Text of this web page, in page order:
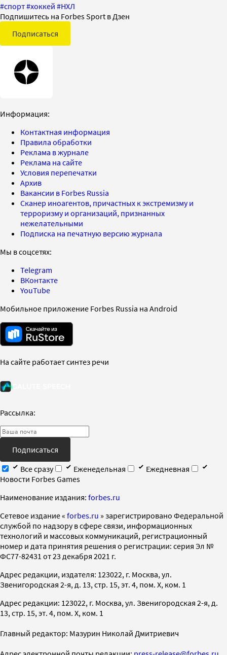
#спорт#хоккей #НХЛ
Подпишитесь на Forbes Sport в Дзен
Подписаться
Информация:
Контактная информация
Правила обработки
Реклама в журнале
Реклама на сайте
Условия перепечатки
Архив
Вакансии в Forbes Russia
Сканер иноагентов, причастных к экстремизму и
терроризму и организаций, признанных
нежелательными
Подписка на печатную версию журнала
Мы в соцсетях:
Telegram
ВКонтакте
YouTube
Мобильное приложение Forbes Russia на Android
На сайте работает синтез речи
Рассылка:
Подписаться
Все сразу
Еженедельная
Ежедневная
Новости Forbes Games
Наименование издания: forbes.ru
Cетевое издание « forbes.ru » зарегистрировано Федеральной
службой по надзору в сфере связи, информационных
технологий и массовых коммуникаций, регистрационный
номер и дата принятия решения о регистрации: серия Эл №
ФС77-82431 от 23 декабря 2021 г.
Адрес редакции, издателя: 123022, г. Москва, ул.
Звенигородская 2-я, д. 13, стр. 15, эт. 4, пом. X, ком. 1
Адрес редакции: 123022, г. Москва, ул. Звенигородская 2-я, д.
13, стр. 15, эт. 4, пом. X, ком. 1
Главный редактор: Мазурин Николай Дмитриевич